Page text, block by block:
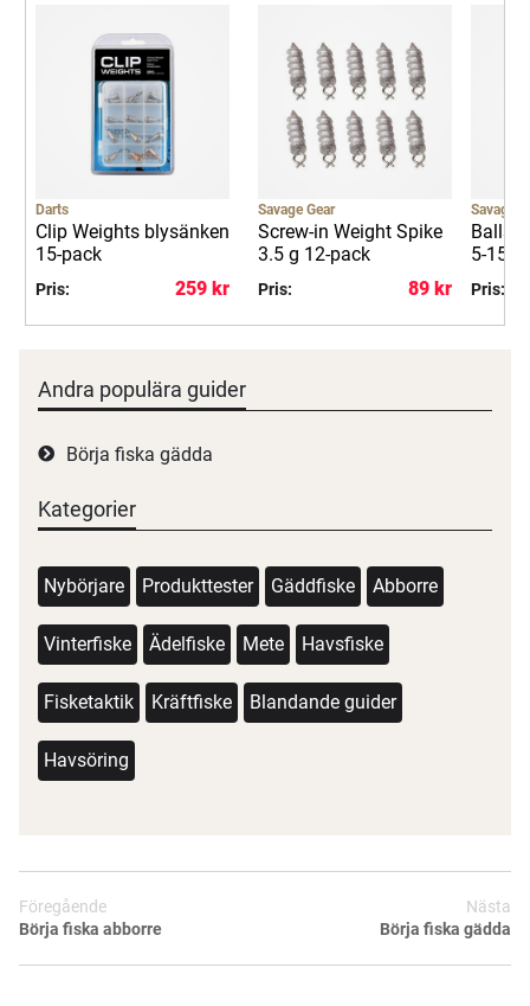
Darts
Clip Weights blysänken
15-pack
Pris: 259 kr
Savage Gear
Screw-in Weight Spike
3.5 g 12-pack
Pris: 89 kr
Savage
Balls
5-15 g
Pris:
Andra populära guider
Börja fiska gädda
Kategorier
Nybörjare Produkttester Gäddfiske Abborre
Vinterfiske Ädelfiske Mete Havsfiske
Fisketaktik Kräftfiske Blandande guider
Havsöring
Föregående
Börja fiska abborre
Nästa
Börja fiska gädda